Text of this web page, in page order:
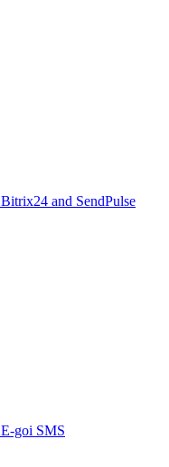
Bitrix24 and SendPulse
E-goi SMS